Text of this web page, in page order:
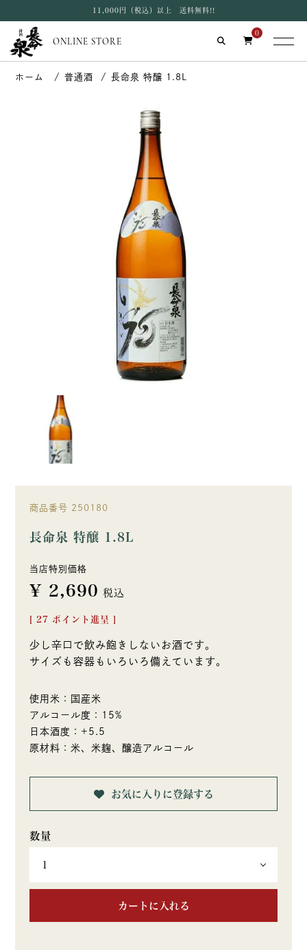
11,000円（税込）以上 送料無料!!
ONLINE STORE
0
普通酒 長命泉 特醸 1.8L
商品番号 250180
長命泉 特醸 1.8L
当店特別価格
¥ 2,690 税込
27 ポイント進呈 ]
少し辛口で飲み飽きしないお酒です。
サイズも容器もいろいろ備えています。
使用米：国産米
アルコール度：15%
日本酒度：+5.5
原材料：米、米麹、醸造アルコール
お気に入りに登録する
カートに入れる